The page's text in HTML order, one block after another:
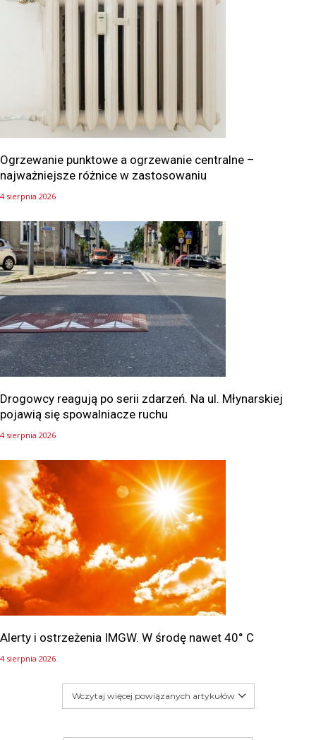
Ogrzewanie punktowe a ogrzewanie centralne –
najważniejsze różnice w zastosowaniu
4 sierpnia 2026
Drogowcy reagują po serii zdarzeń. Na ul. Młynarskiej
pojawią się spowalniacze ruchu
4 sierpnia 2026
Alerty i ostrzeżenia IMGW. W środę nawet 40° C
4 sierpnia 2026
Wczytaj więcej powiązanych artykułów